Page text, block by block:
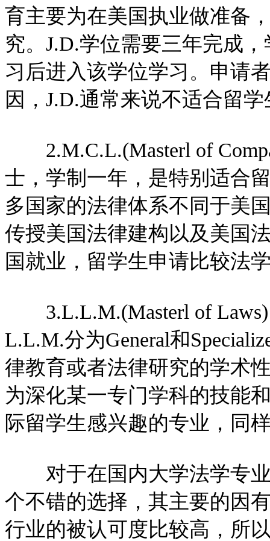
育主要为在美国执业做准备
究。J.D.学位需要三年完成
习后进入该学位学习。申请
因，J.D.通常来说不适合留
2.M.C.L.(Masterl of
士，学制一年，是特别适合
多国家的法律体系不同于美
传授美国法律建构以及美国
国就业，留学生申请比较法
3.L.L.M.(Masterl of Laws)
L.L.M.分为General和
律教育或者法律研究的学术
为深化某一专门学科的技能
际留学生感兴趣的专业，同
对于在国内大学法学专业
个不错的选择，其主要的因
行业的被认可度比较高，所